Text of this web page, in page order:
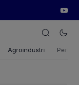
Agroindustri